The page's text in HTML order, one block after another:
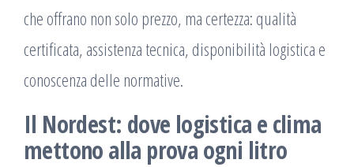
che offrano non solo prezzo, ma certezza: qualità
certificata, assistenza tecnica, disponibilità logistica e
conoscenza delle normative.
Il Nordest: dove logistica e clima
mettono alla prova ogni litro